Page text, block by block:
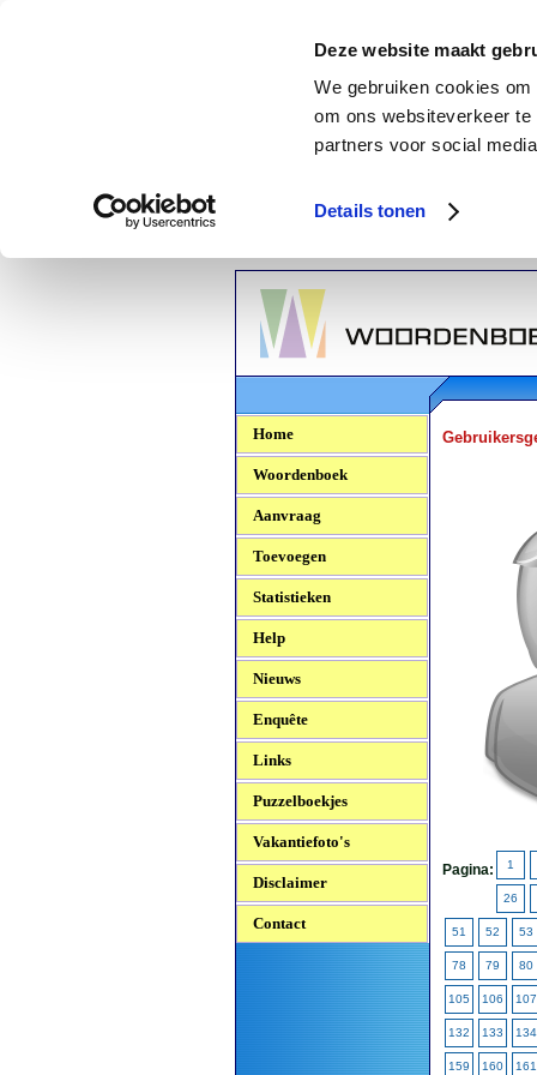
Deze website maakt
We gebruiken cookies
om ons websiteverkeer
partners voor social
Details tonen
Woordenboek.NU
Home
Woordenboek
Aanvraag
Toevoegen
Statistieken
Help
Nieuws
Enquête
Links
Puzzelboekjes
Vakantiefoto's
Disclaimer
Contact
Pagina: 1
26
51 52 53
78 79 80
105 106 107
132 133 134
159 160 161